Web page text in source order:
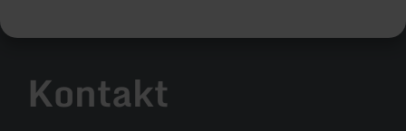
Kontakt